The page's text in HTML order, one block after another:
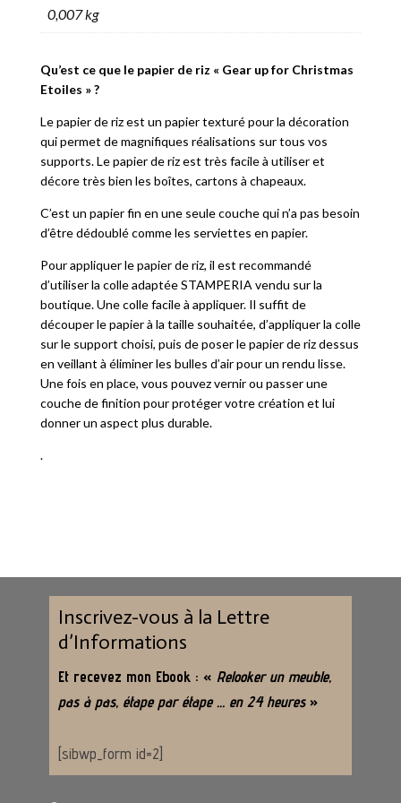
0,007 kg
Qu’est ce que le papier de riz « Gear up for Christmas
Etoiles » ?
Le papier de riz est un papier texturé pour la décoration
qui permet de magnifiques réalisations sur tous vos
supports. Le papier de riz est très facile à utiliser et
décore très bien les boîtes, cartons à chapeaux.
C’est un papier fin en une seule couche qui n’a pas besoin
d’être dédoublé comme les serviettes en papier.
Pour appliquer le papier de riz, il est recommandé
d’utiliser la colle adaptée STAMPERIA vendu sur la
boutique. Une colle facile à appliquer. Il suffit de
découper le papier à la taille souhaitée, d’appliquer la colle
sur le support choisi, puis de poser le papier de riz dessus
en veillant à éliminer les bulles d’air pour un rendu lisse.
Une fois en place, vous pouvez vernir ou passer une
couche de finition pour protéger votre création et lui
donner un aspect plus durable.
.
Inscrivez-vous à la Lettre
d’Informations
Et recevez mon Ebook : « Relooker un meuble,
pas à pas, étape par étape … en 24 heures »
[sibwp_form id=2]